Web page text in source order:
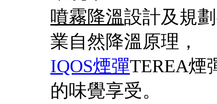
噴霧降溫設計及規
業自然降溫原理，
IQOS煙彈TEREA煙
的味覺享受。